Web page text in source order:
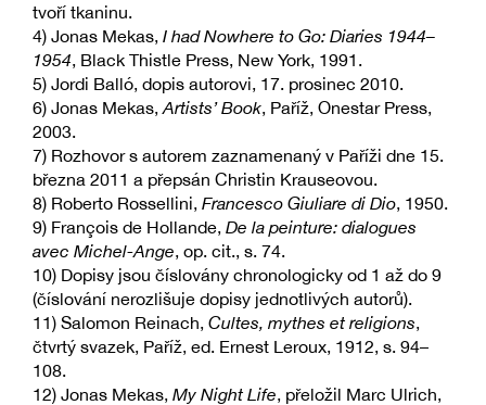
tvoří tkaninu.
4) Jonas Mekas, I had Nowhere to Go: Diaries 1944–
1954, Black Thistle Press, New York, 1991.
5) Jordi Balló, dopis autorovi, 17. prosinec 2010.
6) Jonas Mekas, Artists’ Book, Paříž, Onestar Press,
2003.
7) Rozhovor s autorem zaznamenaný v Paříži dne 15.
března 2011 a přepsán Christin Krauseovou.
8) Roberto Rossellini, Francesco Giuliare di Dio, 1950.
9) François de Hollande, De la peinture: dialogues
avec Michel-Ange, op. cit., s. 74.
10) Dopisy jsou číslovány chronologicky od 1 až do 9
(číslování nerozlišuje dopisy jednotlivých autorů).
11) Salomon Reinach, Cultes, mythes et religions,
čtvrtý svazek, Paříž, ed. Ernest Leroux, 1912, s. 94–
108.
12) Jonas Mekas, My Night Life, přeložil Marc Ulrich,